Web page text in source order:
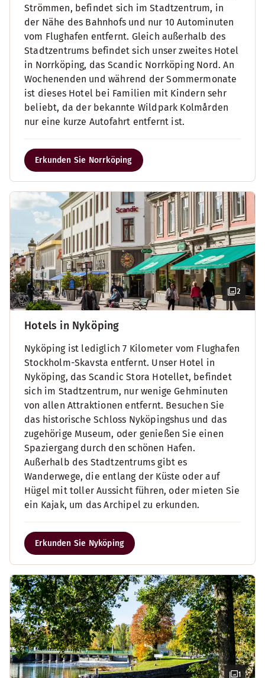
Strömmen, befindet sich im Stadtzentrum, in
der Nähe des Bahnhofs und nur 10 Autominuten
vom Flughafen entfernt. Gleich außerhalb des
Stadtzentrums befindet sich unser zweites Hotel
in Norrköping, das Scandic Norrköping Nord. An
Wochenenden und während der Sommermonate
ist dieses Hotel bei Familien mit Kindern sehr
beliebt, da der bekannte Wildpark Kolmården
nur eine kurze Autofahrt entfernt ist.
Erkunden Sie Norrköping
2
Hotels in Nyköping
Nyköping ist lediglich 7 Kilometer vom Flughafen
Stockholm-Skavsta entfernt. Unser Hotel in
Nyköping, das Scandic Stora Hotellet, befindet
sich im Stadtzentrum, nur wenige Gehminuten
von allen Attraktionen entfernt. Besuchen Sie
das historische Schloss Nyköpingshus und das
zugehörige Museum, oder genießen Sie einen
Spaziergang durch den schönen Hafen.
Außerhalb des Stadtzentrums gibt es
Wanderwege, die entlang der Küste oder auf
Hügel mit toller Aussicht führen, oder mieten Sie
ein Kajak, um das Archipel zu erkunden.
Erkunden Sie Nyköping
1